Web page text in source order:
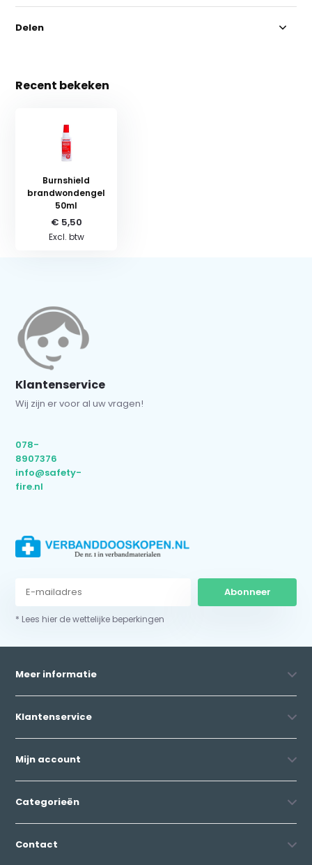
Delen
Recent bekeken
Burnshield
brandwondengel
50ml
€ 5,50
Excl. btw
Klantenservice
Wij zijn er voor al uw vragen!
078-
8907376
info@safety-
fire.nl
Abonneer
* Lees hier de wettelijke beperkingen
Meer informatie
Klantenservice
Mijn account
Categorieën
Contact